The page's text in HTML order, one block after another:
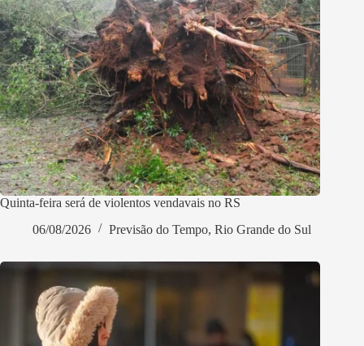
Quinta-feira será de violentos vendavais no RS
06/08/2026
Previsão do Tempo, Rio Grande do Sul